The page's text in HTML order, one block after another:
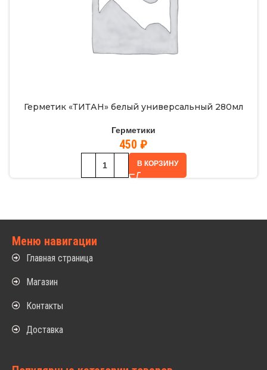
Герметик «ТИТАН» белый универсальный 280мл
Герметики
450 ₽
В КОРЗИНУ
Меню навигации
Главная страница
Магазин
Контакты
Доставка